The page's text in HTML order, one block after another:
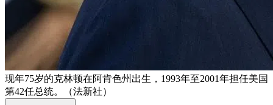
现年75岁的克林顿在阿肯色州出生，1993年至2001年担任美国
第42任总统。（法新社）